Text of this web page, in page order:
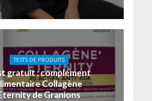
TESTS DE PRODUITS
gratuit : complément
Collagène
de Granions